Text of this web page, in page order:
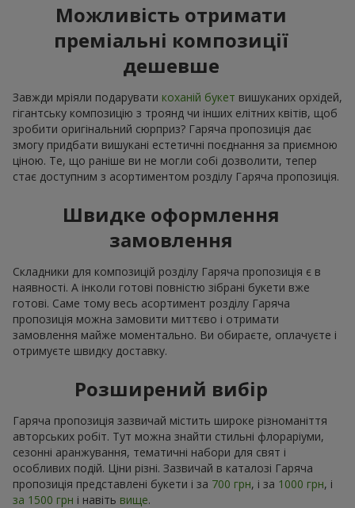
Можливість отримати
преміальні композиції
дешевше
Завжди мріяли подарувати коханій букет вишуканих орхідей,
гігантську композицію з троянд чи інших елітних квітів, щоб
зробити оригінальний сюрприз? Гаряча пропозиція дає
змогу придбати вишукані естетичні поєднання за приємною
ціною. Те, що раніше ви не могли собі дозволити, тепер
стає доступним з асортиментом розділу Гаряча пропозиція.
Швидке оформлення
замовлення
Складники для композицій розділу Гаряча пропозиція є в
наявності. А інколи готові повністю зібрані букети вже
готові. Саме тому весь асортимент розділу Гаряча
пропозиція можна замовити миттєво і отримати
замовлення майже моментально. Ви обираєте, оплачуєте і
отримуєте швидку доставку.
Розширений вибір
Гаряча пропозиція зазвичай містить широке різноманіття
авторських робіт. Тут можна знайти стильні флораріуми,
сезонні аранжування, тематичні набори для свят і
особливих подій. Ціни різні. Зазвичай в каталозі Гаряча
пропозиція представлені букети і за 700 грн, і за 1000 грн, і
за 1500 грн і навіть вище.